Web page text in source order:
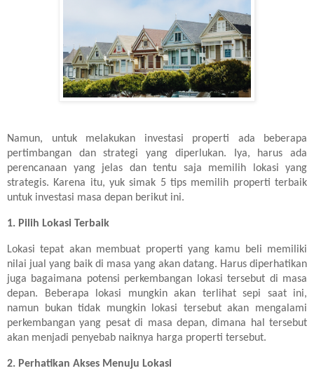
Namun, untuk melakukan investasi properti ada beberapa
pertimbangan dan strategi yang diperlukan. Iya, harus ada
perencanaan yang jelas dan tentu saja memilih lokasi yang
strategis. Karena itu, yuk simak 5 tips memilih properti terbaik
untuk investasi masa depan berikut ini.
1. Pilih Lokasi Terbaik
Lokasi tepat akan membuat properti yang kamu beli memiliki
nilai jual yang baik di masa yang akan datang. Harus diperhatikan
juga bagaimana potensi perkembangan lokasi tersebut di masa
depan. Beberapa lokasi mungkin akan terlihat sepi saat ini,
namun bukan tidak mungkin lokasi tersebut akan mengalami
perkembangan yang pesat di masa depan, dimana hal tersebut
akan menjadi penyebab naiknya harga properti tersebut.
2. Perhatikan Akses Menuju Lokasi